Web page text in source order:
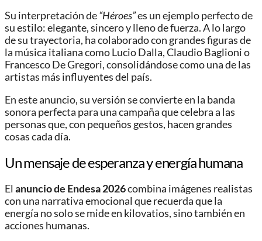
Su interpretación de“Héroes”es un ejemplo perfecto de
su estilo: elegante, sincero y lleno de fuerza. A lo largo
de su trayectoria, ha colaborado con grandes figuras de
la música italiana como Lucio Dalla, Claudio Baglioni o
Francesco De Gregori, consolidándose como una de las
artistas más influyentes del país.
En este anuncio, su versión se convierte en la banda
sonora perfecta para una campaña que celebra a las
personas que, con pequeños gestos, hacen grandes
cosas cada día.
Un mensaje de esperanza y energía humana
El anuncio de Endesa 2026combina imágenes realistas
con una narrativa emocional que recuerda que la
energía no solo se mide en kilovatios, sino también en
acciones humanas.